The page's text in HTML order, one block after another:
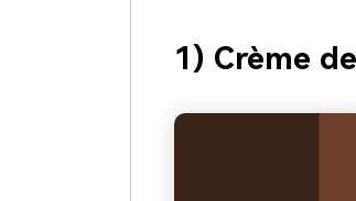
1) Crème